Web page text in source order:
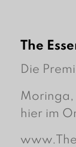
The
Die
Moringa,
hier im